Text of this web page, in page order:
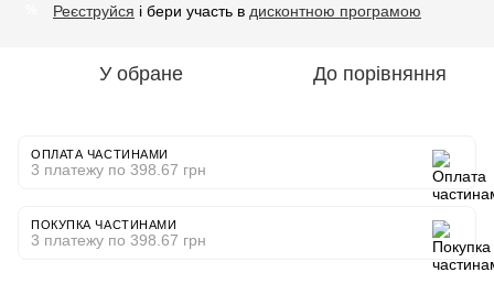
Реєструйся і бери участь в дисконтною програмою
У обране До порівняння
ОПЛАТА ЧАСТИНАМИ
3 платежу по 398.67 грн
ПОКУПКА ЧАСТИНАМИ
3 платежу по 398.67 грн